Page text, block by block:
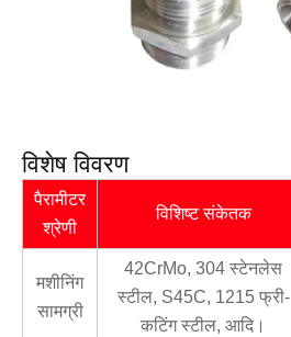
विशेष विवरण
पैरामीटर
श्रेणी
विशिष्ट संकेतक
मशीनिंग
सामग्री
42CrMo, 304 स्टेनलेस
स्टील, S45C, 1215 फ्री-
कटिंग स्टील, आदि।